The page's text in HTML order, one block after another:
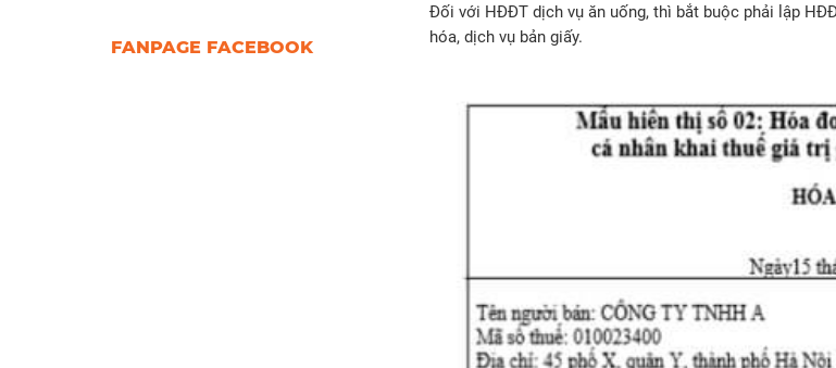
FANPAGE FACEBOOK
Đối với HĐĐT dịch vụ ăn uống, thì bắt buộc phải lập
hóa, dịch vụ bản giấy.